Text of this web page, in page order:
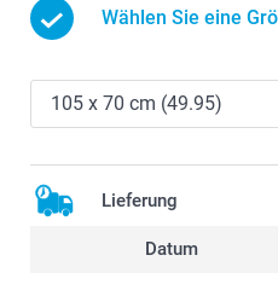
Wählen Sie eine
Lieferung
Datum